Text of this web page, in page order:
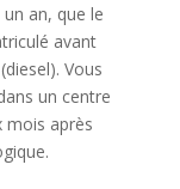
an, que le
avant
Vous
un centre
mois après